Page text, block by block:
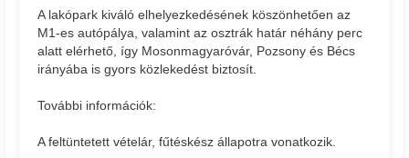
A lakópark kiváló elhelyezkedésének köszönhetően az
M1-es autópálya, valamint az osztrák határ néhány perc
alatt elérhető, így Mosonmagyaróvár, Pozsony és Bécs
irányába is gyors közlekedést biztosít.
További információk:
A feltüntetett vételár, fűtéskész állapotra vonatkozik.